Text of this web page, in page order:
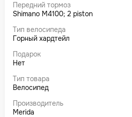
Передний тормоз
Shimano M4100; 2 piston
Тип велосипеда
Горный хардтейл
Подарок
Нет
Тип товара
Велосипед
Производитель
Merida